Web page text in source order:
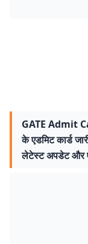
GATE Admit
के एडमिट कार्ड
लेटेस्ट अपडेट और